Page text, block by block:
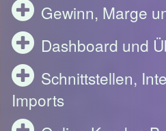
Gewinn, Marge
Dashboard und
Schnittstellen,
Imports